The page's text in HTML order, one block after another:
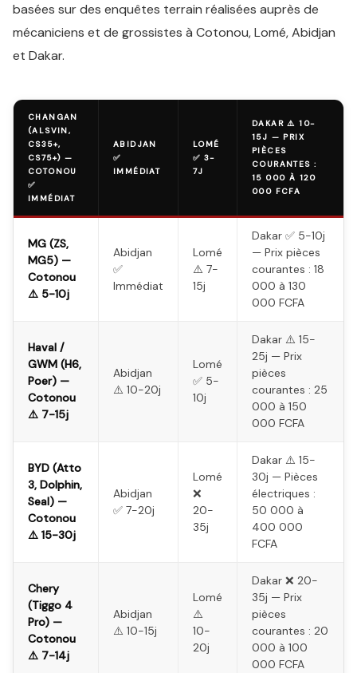
basées sur des enquêtes terrain réalisées auprès de
mécaniciens et de grossistes à Cotonou, Lomé, Abidjan
et Dakar.
CHANGAN
(ALSVIN,
CS35+,
CS75+) —
COTONOU
✅
IMMÉDIAT
ABIDJAN
✅
IMMÉDIAT
LOMÉ
✅ 3-
7J
DAKAR ⚠️ 10-
15J — PRIX
PIÈCES
COURANTES :
15 000 À 120
000 FCFA
MG (ZS,
MG5) —
Cotonou
⚠️ 5-10j
Abidjan
✅
Immédiat
Lomé
⚠️ 7-
15j
Dakar ✅ 5-10j
— Prix pièces
courantes : 18
000 à 130
000 FCFA
Haval /
GWM (H6,
Poer) —
Cotonou
⚠️ 7-15j
Abidjan
⚠️ 10-20j
Lomé
✅ 5-
10j
Dakar ⚠️ 15-
25j — Prix
pièces
courantes : 25
000 à 150
000 FCFA
BYD (Atto
3, Dolphin,
Seal) —
Cotonou
⚠️ 15-30j
Abidjan
✅ 7-20j
Lomé
❌
20-
35j
Dakar ⚠️ 15-
30j — Pièces
électriques :
50 000 à
400 000
FCFA
Chery
(Tiggo 4
Pro) —
Cotonou
⚠️ 7-14j
Abidjan
⚠️ 10-15j
Lomé
⚠️
10-
20j
Dakar ❌ 20-
35j — Prix
pièces
courantes : 20
000 à 100
000 FCFA